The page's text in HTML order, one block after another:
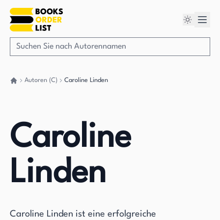
Autoren (C) Caroline Linden
Caroline
Linden
Caroline Linden ist eine erfolgreiche